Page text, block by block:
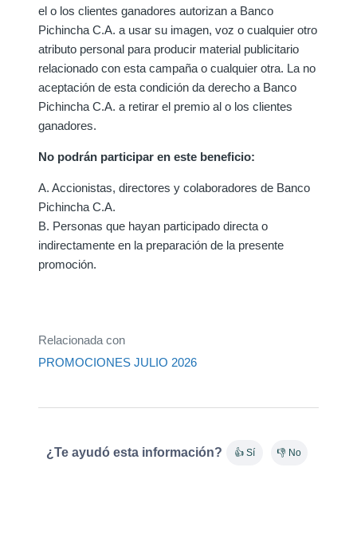
el o los clientes ganadores autorizan a Banco
Pichincha C.A. a usar su imagen, voz o cualquier otro
atributo personal para producir material publicitario
relacionado con esta campaña o cualquier otra. La no
aceptación de esta condición da derecho a Banco
Pichincha C.A. a retirar el premio al o los clientes
ganadores.
No podrán participar en este beneficio:
A. Accionistas, directores y colaboradores de Banco
Pichincha C.A.
B. Personas que hayan participado directa o
indirectamente en la preparación de la presente
promoción.
Relacionada con
PROMOCIONES JULIO 2026
¿Te ayudó esta información? 👍 Sí 👎 No